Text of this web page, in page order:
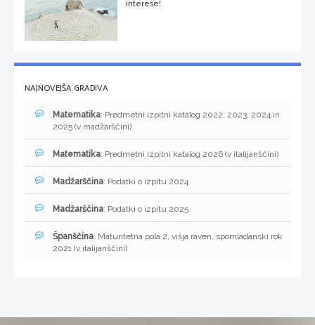
interese!
NAJNOVEJŠA GRADIVA
Matematika: Predmetni izpitni katalog 2022, 2023, 2024 in
2025 (v madžarščini)
Matematika: Predmetni izpitni katalog 2026 (v italijanščini)
Madžarščina: Podatki o izpitu 2024
Madžarščina: Podatki o izpitu 2025
Španščina: Maturitetna pola 2, višja raven, spomladanski rok
2021 (v italijanščini)